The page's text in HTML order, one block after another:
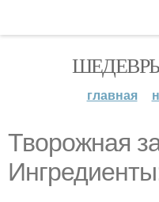
главная
Творожная